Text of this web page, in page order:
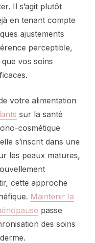
Il s’agit plutôt
en tenant compte
ajustements
perceptible,
vos soins
votre alimentation
sur la santé
cosmétique
s’inscrit dans une
les peaux matures,
cette approche
Maintenir la
passe
des soins